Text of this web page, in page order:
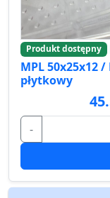
Produkt dostępny
MPL 50x25x12
płytkowy
-